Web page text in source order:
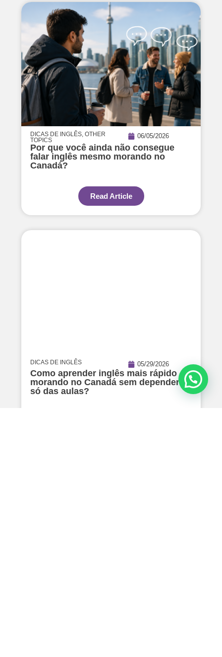
DICAS DE INGLÊS, OTHER
TOPICS
06/05/2026
Por que você ainda não consegue
falar inglês mesmo morando no
Canadá?
Read Article
DICAS DE INGLÊS 05/29/2026
Como aprender inglês mais rápido
morando no Canadá sem depender
só das aulas?